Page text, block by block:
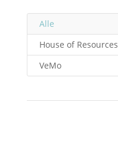
Alle
House of Resources
VeMo